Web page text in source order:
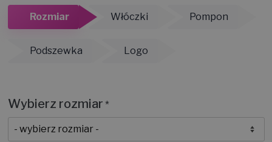
Rozmiar Włóczki Pompon
Podszewka Logo
Wybierz rozmiar *